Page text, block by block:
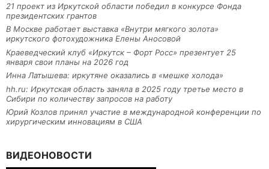
21 проект из Иркутской области победил в конкурсе Фонда
президентских грантов
В Москве работает выставка «Внутри мягкого золота»
иркутского фотохудожника Елены Аносовой
Краеведческий клуб «Иркутск – Форт Росс» презентует 25
января свои планы на 2026 год
Инна Латышева: иркутяне оказались в «мешке холода»
hh.ru: Иркутская область заняла в 2025 году третье место в
Сибири по количеству запросов на работу
Юрий Козлов принял участие в международной конференции по
хирургическим инновациям в США
ВИДЕОНОВОСТИ